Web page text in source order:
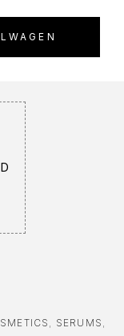
, SERUMS ,